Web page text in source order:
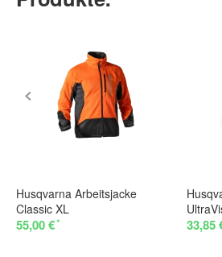
Husqvarna Arbeitsjacke
Classic XL
55,00 €* 33,85